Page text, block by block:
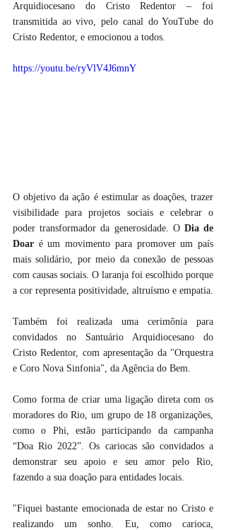
Arquidiocesano do Cristo Redentor – foi
transmitida ao vivo, pelo canal do YouTube do
Cristo Redentor, e emocionou a todos.
https://youtu.be/ryVlV4J6mnY
O objetivo da ação é estimular as doações, trazer
visibilidade para projetos sociais e celebrar o
poder transformador da generosidade. O Dia de
Doar é um movimento para promover um país
mais solidário, por meio da conexão de pessoas
com causas sociais. O laranja foi escolhido porque
a cor representa positividade, altruísmo e empatia.
Também foi realizada uma cerimônia para
convidados no Santuário Arquidiocesano do
Cristo Redentor, com apresentação da "Orquestra
e Coro Nova Sinfonia", da Agência do Bem.
Como forma de criar uma ligação direta com os
moradores do Rio, um grupo de 18 organizações,
como o Phi, estão participando da campanha
“Doa Rio 2022”. Os cariocas são convidados a
demonstrar seu apoio e seu amor pelo Rio,
fazendo a sua doação para entidades locais.
"Fiquei bastante emocionada de estar no Cristo e
realizando um sonho. Eu, como carioca,